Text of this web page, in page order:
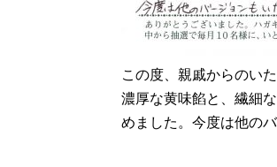
この度、親戚からのい
濃厚な黄味餡と、繊細
めました。今度は他の
（